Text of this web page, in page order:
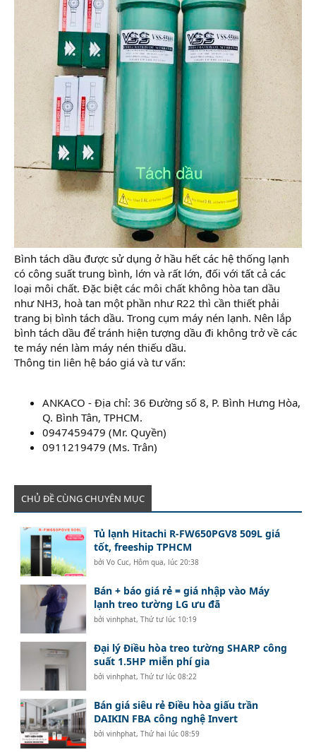
Bình tách dầu được sử dụng ở hầu hết các hệ thống lạnh
có công suất trung bình, lớn và rất lớn, đối với tất cả các
loại môi chất. Đặc biệt các môi chất không hòa tan dầu
như NH3, hoà tan một phần như R22 thì cần thiết phải
trang bị bình tách dầu. Trong cụm máy nén lạnh. Nên lắp
bình tách dầu để tránh hiện tượng dầu đi không trở về các
te máy nén làm máy nén thiếu dầu.
Thông tin liên hệ báo giá và tư vấn:
ANKACO - Địa chỉ: 36 Đường số 8, P. Bình Hưng Hòa,
Q. Bình Tân, TPHCM.
0947459479 (Mr. Quyền)
0911219479 (Ms. Trân)
CHỦ ĐỀ CÙNG CHUYÊN MỤC
Tủ lạnh Hitachi R-FW650PGV8 509L giá
tốt, freeship TPHCM
bởiVo Cuc, Hôm qua, lúc 20:38
Bán + báo giá rẻ = giá nhập vào Máy
lạnh treo tường LG ưu đã
bởivinhphat,Thứ tư lúc 10:19
Đại lý Điều hòa treo tường SHARP công
suất 1.5HP miễn phí gia
bởivinhphat,Thứ tư lúc 08:22
Bán giá siêu rẻ Điều hòa giấu trần
DAIKIN FBA công nghệ Invert
bởivinhphat,Thứ hai lúc 08:59